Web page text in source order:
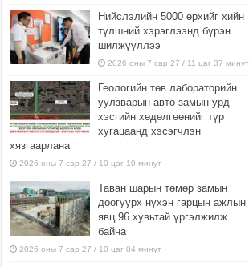
Нийслэлийн 5000 өрхийг хийн
түлшний хэрэглээнд бүрэн
шилжүүллээ
2026 оны 7 сар 27 / 11 цаг 37 минут
Геологийн төв лабораторийн
уулзварын авто замын урд
хэсгийн хөдөлгөөнийг түр
хугацаанд хэсэгчлэн
хязгаарлана
2026 оны 7 сар 27 / 10 цаг 10 минут
Таван шарын төмөр замын
доогуурх нүхэн гарцын ажлын
явц 96 хувьтай үргэлжилж
байна
2026 оны 7 сар 27 / 10 цаг 04 минут